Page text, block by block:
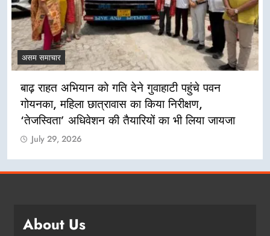
पहुंचे पवन
निरीक्षण,
का भी लिया जायजा
असम समाचार
लखीमपुर सदर थाना परिसर में
का उद्घाटन
July 29, 2026
About Us